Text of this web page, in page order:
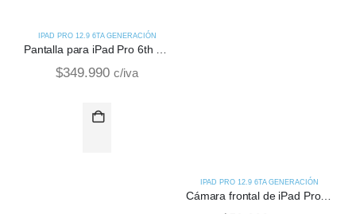
IPAD PRO 12.9 6TA GENERACIÓN
$349.990 c/iva
IPAD PRO 12.9 6TA GENERACIÓN
Cámara frontal de iPad Pro 6th Gen